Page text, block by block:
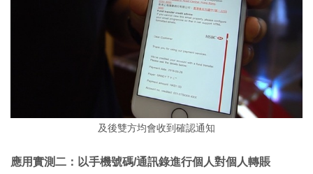
及後雙方均會收到確認通知
應用實測二：以手機號碼/通訊錄進行個人對個人轉賬